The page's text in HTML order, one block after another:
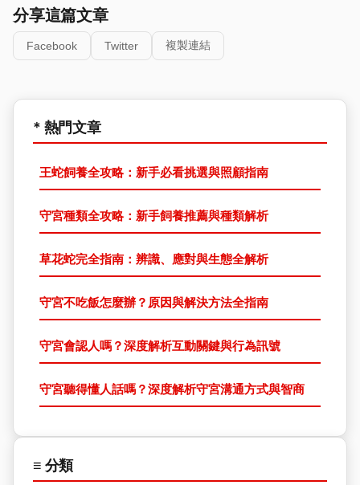
分享這篇文章
Facebook Twitter 複製連結
* 熱門文章
王蛇飼養全攻略：新手必看挑選與照顧指南
守宮種類全攻略：新手飼養推薦與種類解析
草花蛇完全指南：辨識、應對與生態全解析
守宮不吃飯怎麼辦？原因與解決方法全指南
守宮會認人嗎？深度解析互動關鍵與行為訊號
守宮聽得懂人話嗎？深度解析守宮溝通方式與智商
≡ 分類